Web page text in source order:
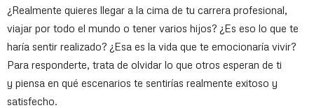
¿Realmente quieres llegar a la cima de tu carrera profesional,
viajar por todo el mundo o tener varios hijos? ¿Es eso lo que te
haría sentir realizado? ¿Esa es la vida que te emocionaría vivir?
Para responderte, trata de olvidar lo que otros esperan de ti
y piensa en qué escenarios te sentirías realmente exitoso y
satisfecho.